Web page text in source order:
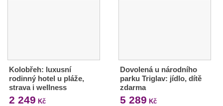
Kolobřeh: luxusní
rodinný hotel u pláže,
strava i wellness
2 249 Kč
Dovolená u národního
parku Triglav: jídlo, dítě
zdarma
5 289 Kč